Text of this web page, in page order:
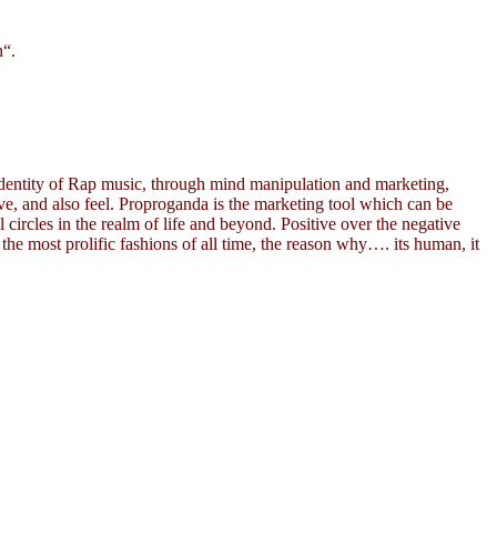
of Rap music, through mind manipulation and marketing,
and also feel. Proproganda is the marketing tool which can be
in the realm of life and beyond. Positive over the negative
most prolific fashions of all time, the reason why…. its human, it